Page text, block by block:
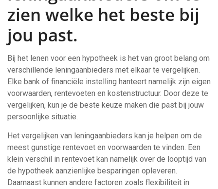
zien welke het beste bij
jou past.
Bij het lenen voor een hypotheek is het van groot belang om
verschillende leningaanbieders met elkaar te vergelijken.
Elke bank of financiële instelling hanteert namelijk zijn eigen
voorwaarden, rentevoeten en kostenstructuur. Door deze te
vergelijken, kun je de beste keuze maken die past bij jouw
persoonlijke situatie.
Het vergelijken van leningaanbieders kan je helpen om de
meest gunstige rentevoet en voorwaarden te vinden. Een
klein verschil in rentevoet kan namelijk over de looptijd van
de hypotheek aanzienlijke besparingen opleveren.
Daarnaast kunnen andere factoren zoals flexibiliteit in